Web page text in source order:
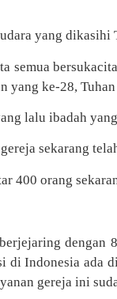
yang dikasihi
semua
yang ke-28,
lalu ibadah
sekarang
400 orang
dengan
di Indonesia ada
gereja ini